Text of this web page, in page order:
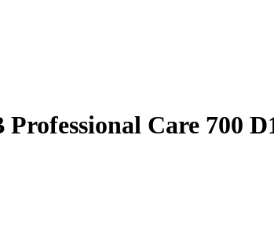
Care 700